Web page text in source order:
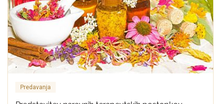
Predavanja